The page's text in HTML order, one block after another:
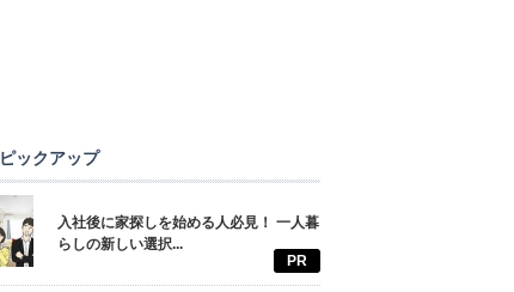
ピックアップ
入社後に家探しを始める人必見！ 一人暮
らしの新しい選択...
PR